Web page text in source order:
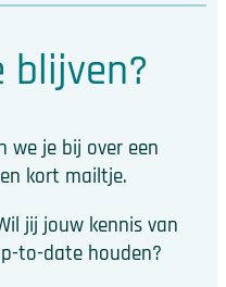
blijven?
we je bij over een
kort mailtje.
jij jouw kennis van
to-date houden?